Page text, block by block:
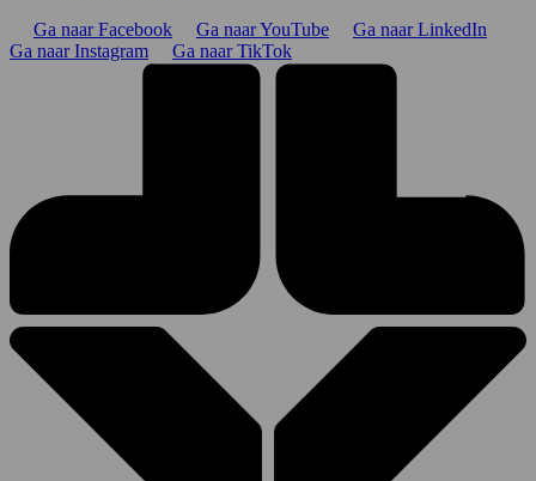
Ga naar Facebook
Ga naar YouTube
Ga naar LinkedIn
Ga naar Instagram
Ga naar TikTok